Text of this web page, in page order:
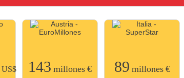
US$ 143 millones € 89 millones €